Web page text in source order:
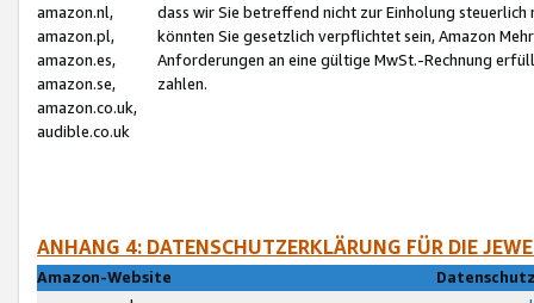
amazon.nl,
amazon.pl,
amazon.es,
amazon.se,
amazon.co.uk,
audible.co.uk
dass wir Sie betreffend nicht zur Einholung
könnten Sie gesetzlich verpflichtet sein, Amazon
Anforderungen an eine gültige MwSt.-Rechnung
zahlen.
ANHANG 4: DATENSCHUTZERKLÄRUNG FÜR DIE
Amazon-Website